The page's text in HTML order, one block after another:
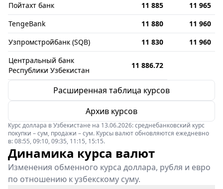
Пойтахт банк
11 885
11 965
TengeBank
11 880
11 960
Узпромстройбанк (SQB)
11 830
11 960
Центральный банк
Республики Узбекистан
11 886.72
Расширенная таблица курсов
Архив курсов
Курс доллара в Узбекистане на 13.06.2026: среднебанковский курс
покупки – сум, продажи – сум. Курсы валют обновляются ежедневно
в: 08:55, 09:10, 09:35, 11:15, 15:15.
Динамика курса валют
Изменения обменного курса доллара, рубля и евро
по отношению к узбекскому суму.